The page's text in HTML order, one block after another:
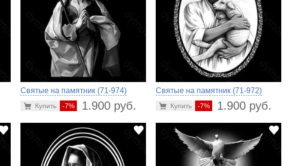
Святые на памятник (71-974)
-7% 1.900 руб.
Купить
Святые на памятник (71-972)
-7% 1.900 руб.
Купить